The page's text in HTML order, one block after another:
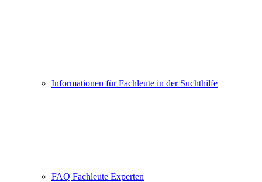
Informationen für Fachleute in der Suchthilfe
FAQ Fachleute Experten